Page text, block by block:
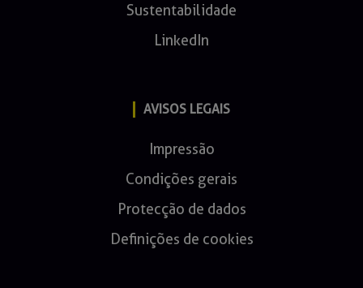
Sustentabilidade
LinkedIn
AVISOS LEGAIS
Impressão
Condições gerais
Protecção de dados
Definições de cookies